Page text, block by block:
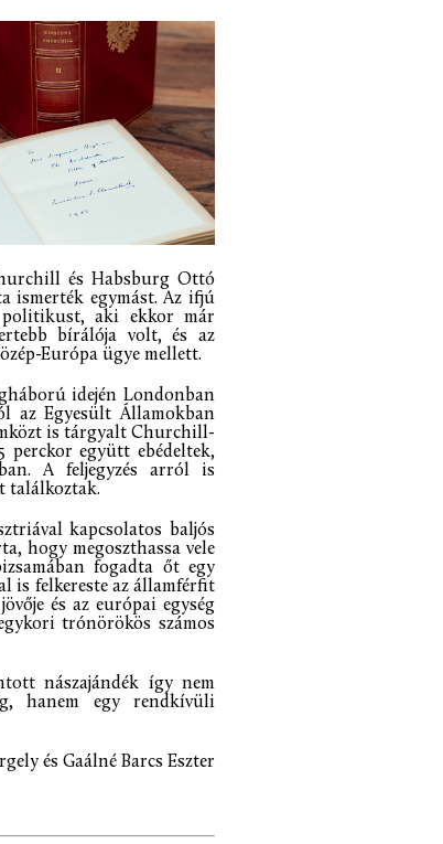
és Habsburg Ottó
ismerték egymást. Az ifjú
politikust, aki ekkor már
bírálója volt, és az
Európa ügye mellett.
idején Londonban
az Egyesült Államokban
is tárgyalt Churchill-
perckor együtt ebédeltek,
A feljegyzés arról is
találkoztak.
kapcsolatos baljós
hogy megoszthassa vele
fogadta őt egy
is felkereste az államférfit
és az európai egység
trónörökös számos
nászajándék így nem
hanem egy rendkívüli
és Gaálné Barcs Eszter